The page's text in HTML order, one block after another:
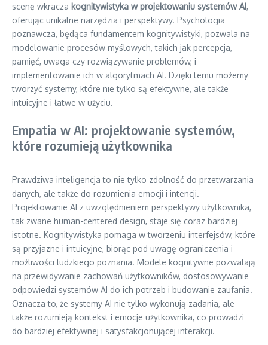
scenę wkracza kognitywistyka w projektowaniu systemów AI,
oferując unikalne narzędzia i perspektywy. Psychologia
poznawcza, będąca fundamentem kognitywistyki, pozwala na
modelowanie procesów myślowych, takich jak percepcja,
pamięć, uwaga czy rozwiązywanie problemów, i
implementowanie ich w algorytmach AI. Dzięki temu możemy
tworzyć systemy, które nie tylko są efektywne, ale także
intuicyjne i łatwe w użyciu.
Empatia w AI: projektowanie systemów,
które rozumieją użytkownika
Prawdziwa inteligencja to nie tylko zdolność do przetwarzania
danych, ale także do rozumienia emocji i intencji.
Projektowanie AI z uwzględnieniem perspektywy użytkownika,
tak zwane human-centered design, staje się coraz bardziej
istotne. Kognitywistyka pomaga w tworzeniu interfejsów, które
są przyjazne i intuicyjne, biorąc pod uwagę ograniczenia i
możliwości ludzkiego poznania. Modele kognitywne pozwalają
na przewidywanie zachowań użytkowników, dostosowywanie
odpowiedzi systemów AI do ich potrzeb i budowanie zaufania.
Oznacza to, że systemy AI nie tylko wykonują zadania, ale
także rozumieją kontekst i emocje użytkownika, co prowadzi
do bardziej efektywnej i satysfakcjonującej interakcji.